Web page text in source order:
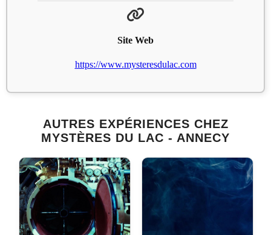
Site Web
https://www.mysteresdulac.com
AUTRES EXPÉRIENCES CHEZ
MYSTÈRES DU LAC - ANNECY